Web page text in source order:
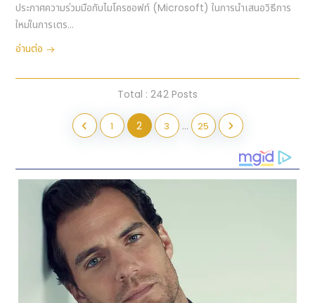
ประกาศความร่วมมือกับไมโครซอฟท์ (Microsoft) ในการนำเสนอวิธีการ
ใหม่ในการเตร...
อ่านต่อ
Total : 242 Posts
1 2 3 ... 25